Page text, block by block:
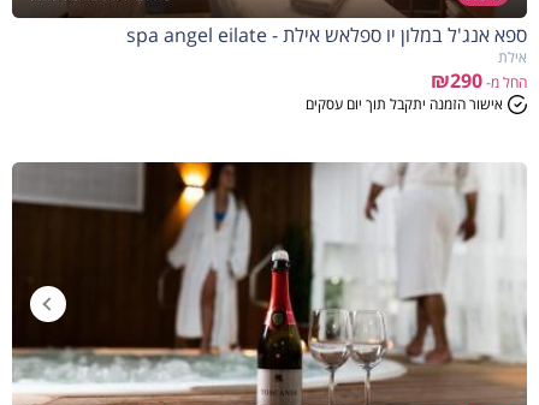
ספא אנג'ל במלון יו ספלאש אילת - spa angel eilate
אילת
החל מ-₪290
אישור הזמנה יתקבל תוך יום עסקים